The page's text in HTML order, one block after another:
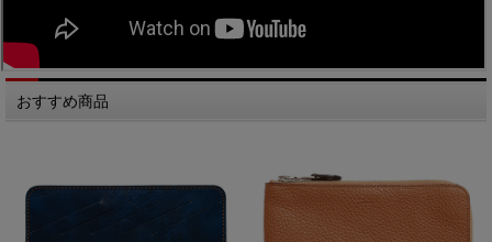
おすすめ商品